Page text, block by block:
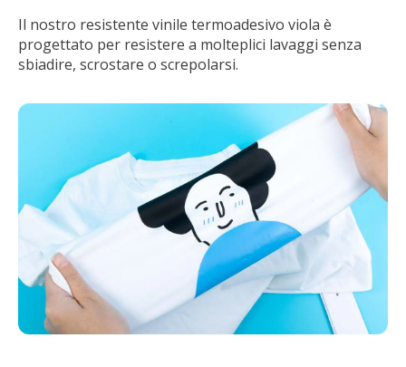
Il nostro resistente vinile termoadesivo viola è
progettato per resistere a molteplici lavaggi senza
sbiadire, scrostare o screpolarsi.